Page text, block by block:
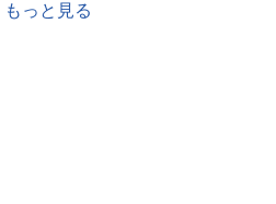
もっと見る